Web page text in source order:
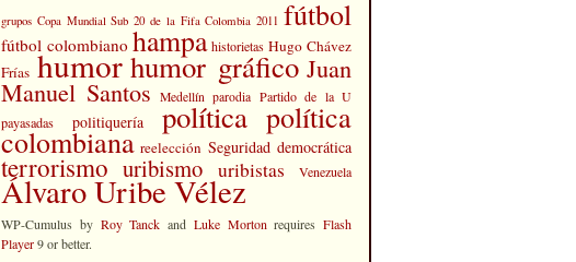
grupos Copa Mundial Sub 20 de la Fifa Colombia 2011 fútbol
fútbol colombiano hampa historietas Hugo Chávez
Frías humorhumor gráfico Juan
Manuel Santos Medellín parodia Partido de la U
payasadas
politiquería política política
colombiana reelección Seguridad democrática
terrorismo uribismo uribistas Venezuela
Álvaro Uribe Vélez
WP-Cumulus by Roy Tanck and Luke Morton requires Flash
Player9 or better.